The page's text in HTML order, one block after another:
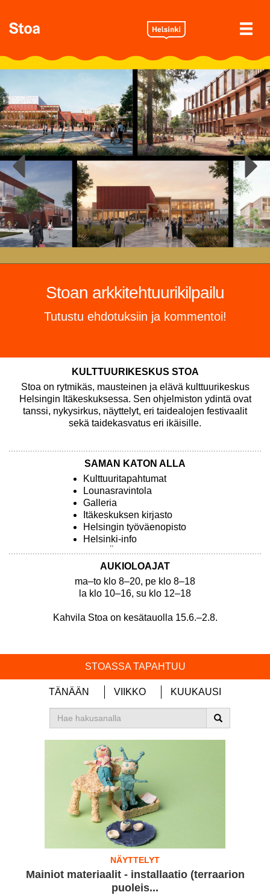
Tutustu syksyn ohjelmistoon!
RISA: Only Bones 2.0 | 3.–6.9.2026
KULTTUURIKESKUS STOA
Stoa on rytmikäs, mausteinen ja elävä kulttuurikeskus
Helsingin Itäkeskuksessa. Sen ohjelmiston ydintä ovat
tanssi, nykysirkus, näyttelyt, eri taidealojen festivaalit
sekä taidekasvatus eri ikäisille.
SAMAN KATON ALLA
Kulttuuritapahtumat
Lounasravintola
Galleria
Itäkeskuksen kirjasto
Helsingin työväenopisto
Helsinki-info
Arbis Östra
Nuorten toimintatalo Kipinä
AUKIOLOAJAT
ma–to klo 8–20, pe klo 8–18
la klo 10–16, su klo 12–18
Kahvila Stoa on kesätauolla 15.6.–2.8.
STOASSA TAPAHTUU
TÄNÄÄN VIIKKO KUUKAUSI
NÄYTTELYT
Mainiot materiaalit - installaatio (terraarion
puoleis...